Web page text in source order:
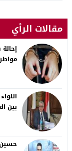
مقالات الرأي
بين